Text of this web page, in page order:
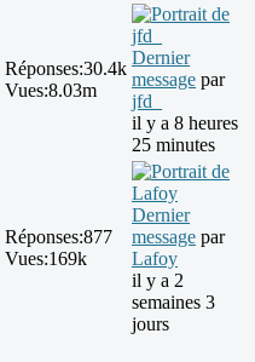
Réponses:30.4k
Vues:8.03m
Dernier
message par
jfd_
il y a 8 heures
25 minutes
Réponses:877
Vues:169k
Dernier
message par
Lafoy
il y a 2
semaines 3
jours